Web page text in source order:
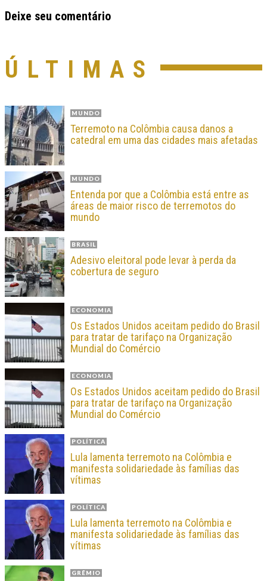
Deixe seu comentário
ÚLTIMAS
MUNDO
Terremoto na Colômbia causa danos a
catedral em uma das cidades mais afetadas
MUNDO
Entenda por que a Colômbia está entre as
áreas de maior risco de terremotos do
mundo
BRASIL
Adesivo eleitoral pode levar à perda da
cobertura de seguro
ECONOMIA
Os Estados Unidos aceitam pedido do Brasil
para tratar de tarifaço na Organização
Mundial do Comércio
ECONOMIA
Os Estados Unidos aceitam pedido do Brasil
para tratar de tarifaço na Organização
Mundial do Comércio
POLÍTICA
Lula lamenta terremoto na Colômbia e
manifesta solidariedade às famílias das
vítimas
POLÍTICA
Lula lamenta terremoto na Colômbia e
manifesta solidariedade às famílias das
vítimas
GRÊMIO